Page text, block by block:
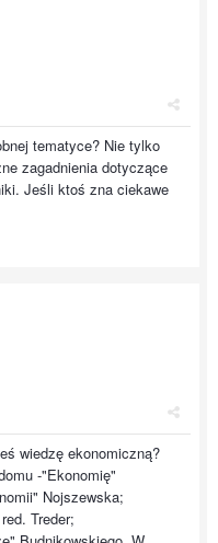
tematyce? Nie tylko
zagadnienia dotyczące
Jeśli ktoś zna ciekawe
wiedzę ekonomiczną?
-"Ekonomię"
Nojszewska;
Treder;